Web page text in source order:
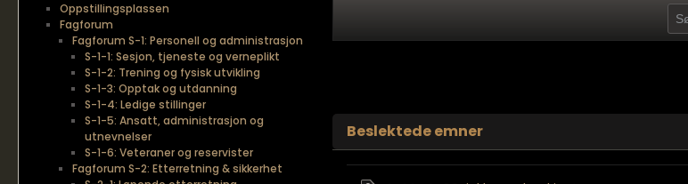
Beslektede emner
Oppstillingsplassen
Fagforum
Fagforum S-1: Personell og administrasjon
S-1-1: Sesjon, tjeneste og verneplikt
S-1-2: Trening og fysisk utvikling
S-1-3: Opptak og utdanning
S-1-4: Ledige stillinger
S-1-5: Ansatt, administrasjon og
utnevnelser
S-1-6: Veteraner og reservister
Fagforum S-2: Etterretning & sikkerhet